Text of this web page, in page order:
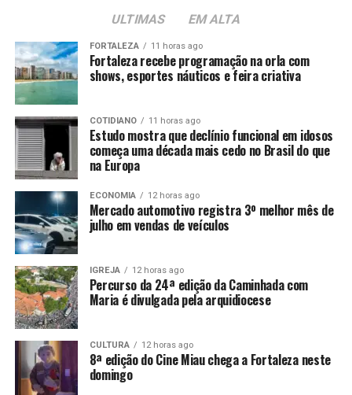
ULTIMAS EM ALTA
FORTALEZA 11 horas ago
Fortaleza recebe programação na orla com
shows, esportes náuticos e feira criativa
COTIDIANO 11 horas ago
Estudo mostra que declínio funcional em idosos
começa uma década mais cedo no Brasil do que
na Europa
ECONOMIA 12 horas ago
Mercado automotivo registra 3º melhor mês de
julho em vendas de veículos
IGREJA 12 horas ago
Percurso da 24ª edição da Caminhada com
Maria é divulgada pela arquidiocese
CULTURA 12 horas ago
8ª edição do Cine Miau chega a Fortaleza neste
domingo